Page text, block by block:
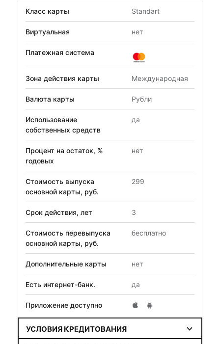
Класс карты Standart
Виртуальная нет
Платежная система
Зона действия карты Международная
Валюта карты Рубли
Использование
собственных средств
да
Процент на остаток, %
годовых
нет
Стоимость выпуска
основной карты, руб.
299
Срок действия, лет 3
Стоимость перевыпуска
основной карты, руб.
бесплатно
Дополнительные карты нет
Есть интернет-банк. да
Приложение доступно
УСЛОВИЯ КРЕДИТОВАНИЯ